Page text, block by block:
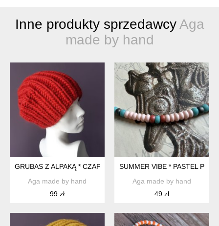
Inne produkty sprzedawcy Aga
made by hand
GRUBAS Z ALPAKĄ * CZAPKA UNSEX * CZAPA NA SROGĄ
Aga made by hand
99 zł
SUMMER VIBE * PASTEL
Aga made by hand
49 zł